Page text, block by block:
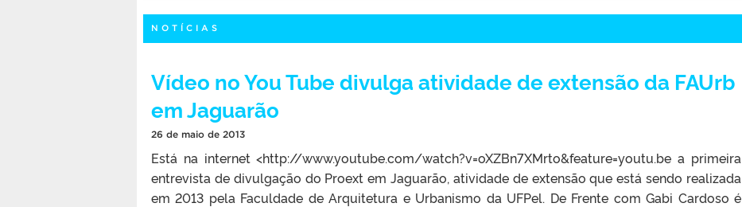
NOTÍCIAS
Vídeo no You Tube divulga atividade de extensão da FAUrb
em Jaguarão
26 de maio de 2013
Está na internet <http://www.youtube.com/watch?v=oXZBn7XMrto&feature=youtu.be a primeira
entrevista de divulgação do Proext em Jaguarão, atividade de extensão que está sendo realizada
em 2013 pela Faculdade de Arquitetura e Urbanismo da UFPel. De Frente com Gabi Cardoso é